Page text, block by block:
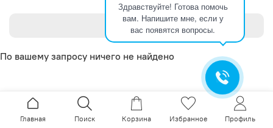
Здравствуйте! Готова помочь
вам. Напишите мне, если у
вас появятся вопросы.
Фильтры
По вашему запросу ничего не найдено
Главная Поиск Корзина Избранное Профиль